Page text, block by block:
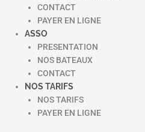
CONTACT
PAYER EN LIGNE
ASSO
PRESENTATION
NOS BATEAUX
CONTACT
NOS TARIFS
NOS TARIFS
PAYER EN LIGNE